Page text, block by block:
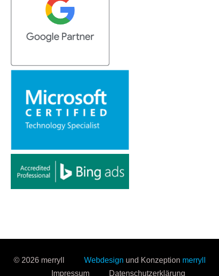
© 2026 merryll Webdesign und Konzeption merryll
Impressum
Datenschutzerklärung